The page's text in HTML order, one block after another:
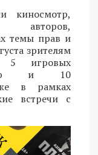
киносмотр,
авторов,
темы прав и
зрителям
игровых
и 10
в рамках
встречи с